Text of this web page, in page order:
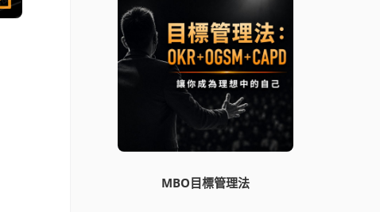
MBO目標管理法